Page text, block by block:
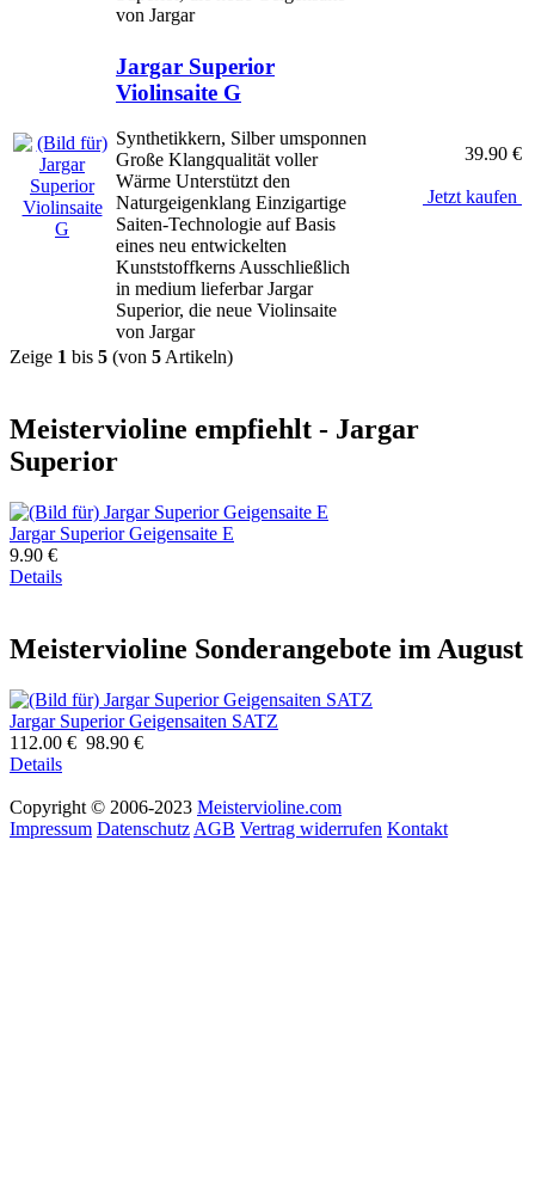
von Jargar
Jargar Superior
Violinsaite G
Synthetikkern, Silber umsponnen
Große Klangqualität voller
Wärme Unterstützt den
Naturgeigenklang Einzigartige
Saiten-Technologie auf Basis
eines neu entwickelten
Kunststoffkerns Ausschließlich
in medium lieferbar Jargar
Superior, die neue Violinsaite
von Jargar
39.90 €
Jetzt kaufen
Zeige 1 bis 5 (von 5 Artikeln)
Meistervioline empfiehlt - Jargar
Superior
Jargar Superior Geigensaite E
9.90 €
Details
Meistervioline Sonderangebote im August
Jargar Superior Geigensaiten SATZ
112.00 € 98.90 €
Details
Copyright © 2006-2023 Meistervioline.com
Impressum Datenschutz AGB Vertrag widerrufen Kontakt